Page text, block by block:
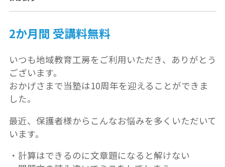
2か月間 受講料無料
いつも地域教育工房をご利用いただき、ありがとう
ございます。
おかげさまで当塾は10周年を迎えることができま
した。
最近、保護者様からこんなお悩みを多くいただいて
います。
・計算はできるのに文章題になると解けない